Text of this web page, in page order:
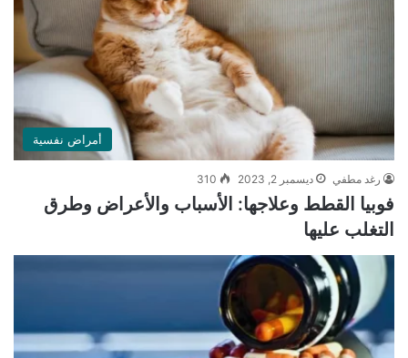
أمراض نفسية
رغد مطفي ديسمبر 2, 2023 310
فوبيا القطط وعلاجها: الأسباب والأعراض وطرق
التغلب عليها